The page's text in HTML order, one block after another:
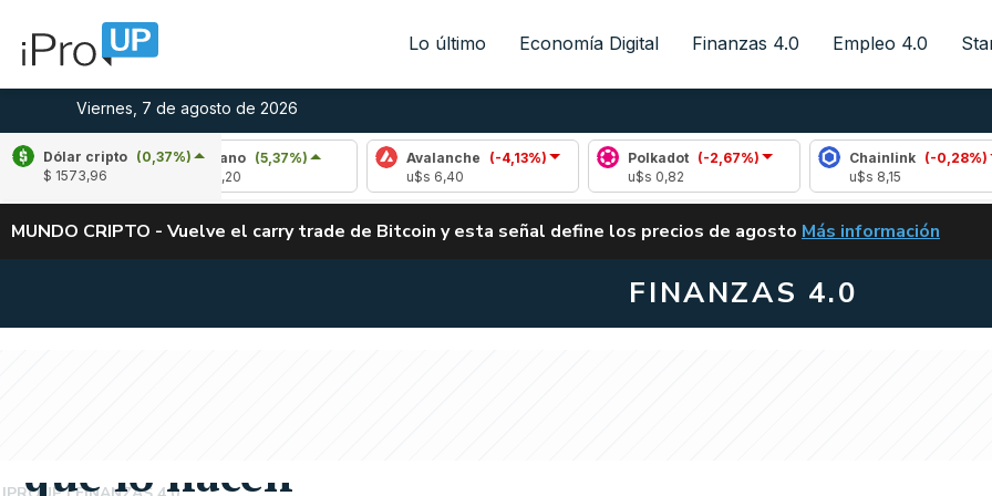
Lo último Economía Digital Finanzas 4.0 Empleo 4.0
Viernes, 7 de agosto de 2026
Dólar cripto (0,37%)
$ 1573,96
Cardano (5,37%)
Avalanche (-4,13%)
u$s 6,40
Polkadot (-2,67%)
u$s 0,82
Chainlink (-0,28%)
ALERTA
MUNDO CRIPTO - Vuelve el carry trade de Bitcoin y esta señal define los precios de agosto VUELVE EL CARRY
Más información
FINANZAS 4.0
que lo hacen